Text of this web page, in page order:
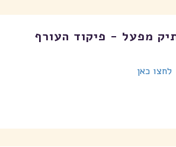
מפעל - פיקוד העורף
לחצו כאן